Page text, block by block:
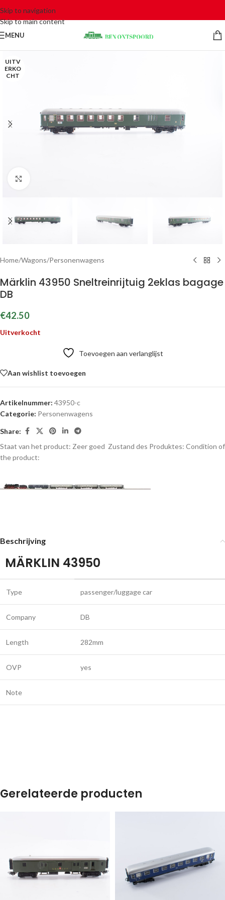
Skip to navigation
Skip to main content
MENU
UITV
ERKO
CHT
Home/Wagons/Personenwagens
Märklin 43950 Sneltreinrijtuig 2eklas bagage
DB
€42.50
Uitverkocht
Toevoegen aan verlanglijst
Aan wishlist toevoegen
Artikelnummer: 43950-c
Categorie: Personenwagens
Share:
Staat van het product: Zeer goed Zustand des Produktes: Condition of
the product:
Beschrijving
MÄRKLIN 43950
Type passenger/luggage car
Company DB
Length 282mm
OVP yes
Note
Gerelateerde producten